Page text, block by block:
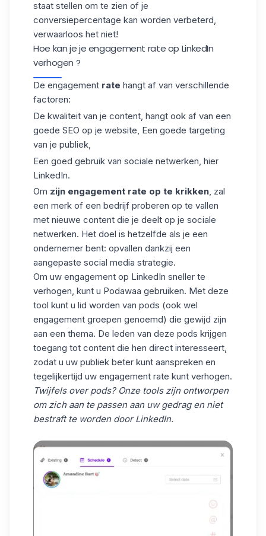
staat stellen om te zien of je
conversiepercentage kan worden verbeterd,
verwaarloos het niet!
Hoe kan je je engagement rate op LinkedIn
verhogen ?
De engagement rate hangt af van verschillende
factoren:
De kwaliteit van je content, hangt ook af van een
goede SEO op je website, Een goede targeting
van je publiek,
Een goed gebruik van sociale netwerken, hier
LinkedIn.
Om zijn engagement rate op te krikken, zal
een merk of een bedrijf proberen op te vallen
met nieuwe content die je deelt op je sociale
netwerken. Het doel is hetzelfde als je een
ondernemer bent: opvallen dankzij een
aangepaste social media strategie.
Om uw engagement op LinkedIn sneller te
verhogen, kunt u Podawaa gebruiken. Met deze
tool kunt u lid worden van pods (ook wel
engagement groepen genoemd) die gewijd zijn
aan een thema. De leden van deze pods krijgen
toegang tot content die hen direct interesseert,
zodat u uw publiek beter kunt aanspreken en
tegelijkertijd uw engagement rate kunt verhogen.
Twijfels over pods? Onze tools zijn ontworpen
om zich aan te passen aan uw gedrag en niet
bestraft te worden door LinkedIn.